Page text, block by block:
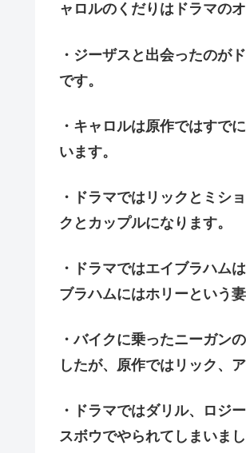
ャロルのくだりはドラマの
・ジーザスと出会ったのが
です。
・キャロルは原作ではすで
います。
・ドラマではリックとミシ
クとカップルになります。
・ドラマではエイブラハム
ブラハムにはホリーという
・バイクに乗ったニーガン
したが、原作ではリック、
・ドラマではダリル、ロジ
スボウでやられてしまいま